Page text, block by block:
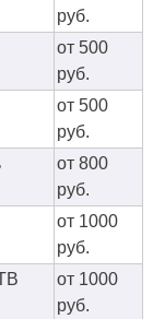
руб.
от 500
руб.
от 500
руб.
от 800
руб.
от 1000
руб.
от 1000
руб.